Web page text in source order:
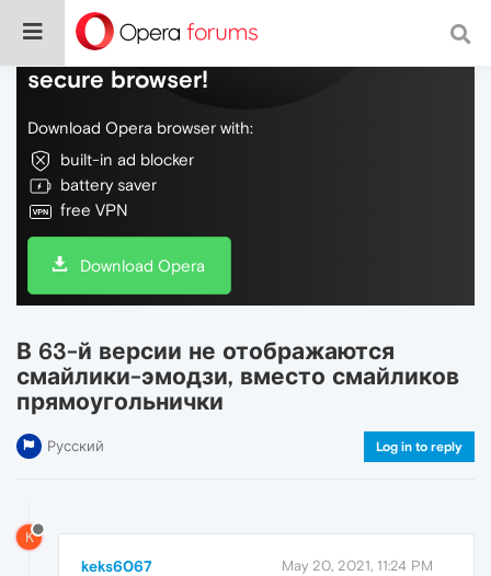
Do more on the web, with a fast and
secure browser!
Download Opera browser with:
built-in ad blocker
battery saver
free VPN
Download Opera
В 63-й версии не отображаются
смайлики-эмодзи, вместо смайликов
прямоугольнички
Русский Log in to reply
K
keks6067 May 20, 2021, 11:24 PM